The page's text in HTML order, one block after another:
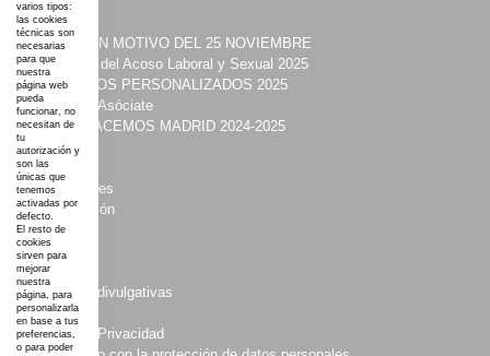
·ACTOS CON MOTIVO DEL 25 NOVIEMBRE
·Prevención del Acoso Laboral y Sexual 2025
·ITINERARIOS PERSONALIZADOS 2025
·Contacta y Asóciate
·UNIDAS HACEMOS MADRID 2024-2025
·Acción
·Programas
·Publicaciones
·Comunicación
· COSMI
·Somos
·Noticias
·Campañas divulgativas
·Aviso Legal
·Política de Privacidad
varios tipos:
las cookies
técnicas son
necesarias
para que
nuestra
página web
pueda
funcionar, no
necesitan de
tu
autorización y
son las
únicas que
tenemos
activadas por
defecto.
El resto de
cookies
sirven para
mejorar
nuestra
página, para
personalizarla
en base a tus
preferencias,
o para poder